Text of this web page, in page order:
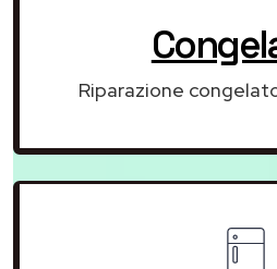
Riparazione